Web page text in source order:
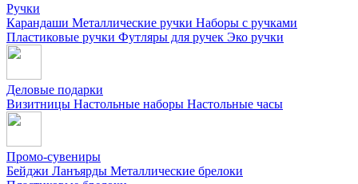
Ручки
Карандаши Металлические ручки Наборы с ручками
Пластиковые ручки Футляры для ручек Эко ручки
Деловые подарки
Визитницы Настольные наборы Настольные часы
Промо-сувениры
Бейджи Ланъярды Металлические брелоки